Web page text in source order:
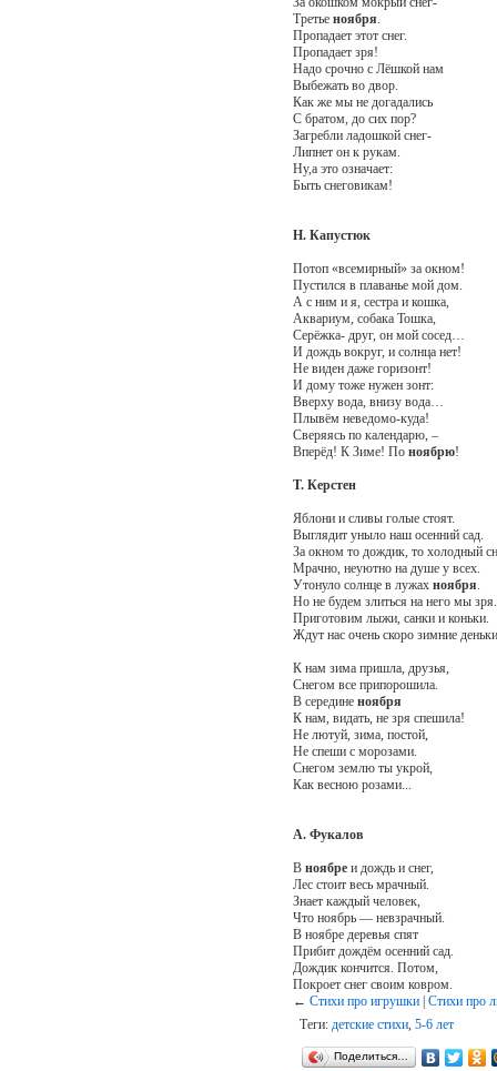
Третье ноября
Пропадает этот снег.
Пропадает зря!
Надо срочно с Лёшкой нам
Выбежать во двор.
Как же мы не догадались
С братом, до сих пор?
Загребли ладошкой снег-
Липнет он к рукам.
Ну,а это означает:
Быть снеговикам!
Н. Капустюк
Потоп «всемирный» за окном!
Пустился в плаванье мой дом.
А с ним и я, сестра и кошка,
Аквариум, собака Тошка,
Серёжка- друг, он мой сосед…
И дождь вокруг, и солнца нет!
Не виден даже горизонт!
И дому тоже нужен зонт:
Вверху вода, внизу вода…
Плывём неведомо-куда!
Сверяясь по календарю, –
Вперёд! К Зиме! По ноябрю!
Т. Керстен
Яблони и сливы голые стоят.
Выглядит уныло наш осенний сад.
За окном то дождик, то холодный
Мрачно, неуютно на душе у всех.
Утонуло солнце в лужах ноября
Но не будем злиться на него мы зря.
Приготовим лыжи, санки и коньки.
Ждут нас очень скоро зимние
К нам зима пришла, друзья,
Снегом все припорошила.
В середине ноября
К нам, видать, не зря спешила!
Не лютуй, зима, постой,
Не спеши с морозами.
Снегом землю ты укрой,
Как весною розами...
А. Фукалов
В ноябреи дождь и снег,
Лес стоит весь мрачный.
Знает каждый человек,
Что ноябрь — невзрачный.
В ноябре деревья спят
Прибит дождём осенний сад.
Дождик кончится. Потом,
Покроет снег своим ковром.
← Стихи про игрушки| Стихи про
Теги: детские стихи, 5-6 лет
Поделиться…